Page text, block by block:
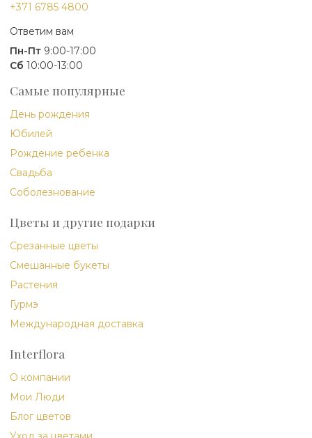
+371 6785 4800
Ответим вам
Пн-Пт 9:00-17:00
Сб 10:00-13:00
Самые популярные
День рождения
Юбилей
Рождение ребенка
Свадьба
Соболезнование
Цветы и другие подарки
Срезанные цветы
Смешанные букеты
Растения
Гурмэ
Международная доставка
Interflora
О компании
Мои Люди
Блог цветов